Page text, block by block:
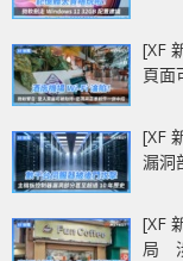
[XF
頁面
[XF
漏洞
[XF
局